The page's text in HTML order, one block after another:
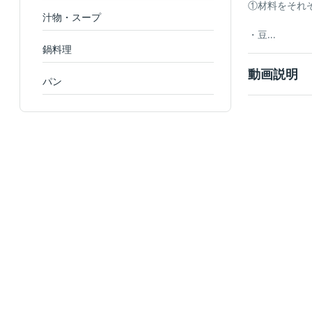
汁物・スープ
鍋料理
パン
①材料をそれ
・豆...
動画説明